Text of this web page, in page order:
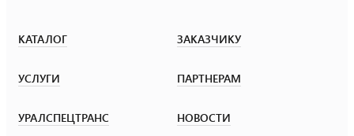
КАТАЛОГ ЗАКАЗЧИКУ
УСЛУГИ ПАРТНЕРАМ
УРАЛСПЕЦТРАНС НОВОСТИ